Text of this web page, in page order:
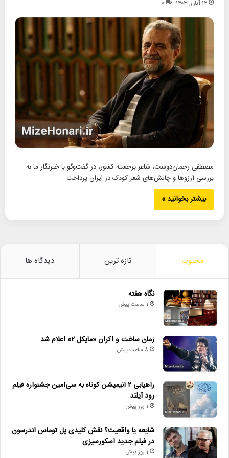
۱۲ آبان, ۱۴۰۳ ۰
مصطفی رحمان‌دوست، شاعر برجسته کشور، در گفت‌وگو با خبرنگار ما به
بررسی آرزوها و چالش‌های شعر کودک در ایران پرداخت.…
بیشتر بخوانید »
محبوب تازه ترین دیدگاه ها
نگاه هفته
1 ساعت پیش
زمان ساخت و اکران «مایکل ۲» اعلام شد
8 ساعت پیش
راهیابی ۲ انیمیشن کوتاه به سی‌امین جشنواره فیلم
رود آیلند
1 روز پیش
شایعه یا واقعیت؟ نقش کلیدی پل توماس اندرسون
در فیلم جدید اسکورسیزی
1 روز پیش